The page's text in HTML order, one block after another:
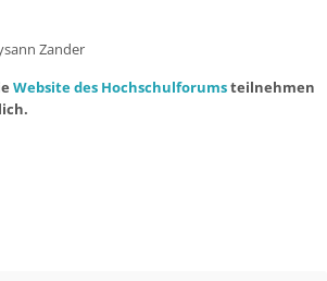
Zander
Website des Hochschulforumsteilnehmen